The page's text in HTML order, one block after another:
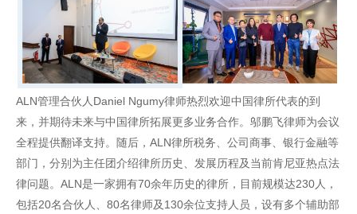
ALN管理合伙人Daniel Ngumy律师热烈欢迎中国律所代表的到
来，并期待未来与中国律所拓展更多业务合作。邬鹏飞律师为会议
全程提供翻译支持。随后，ALN律所税务、公司商事、银行金融等
部门，分别为主任团介绍律所历史、发展历程及当前肯尼亚热点法
律问题。ALN是一家拥有70余年历史的律所，目前规模达230人，
包括20名合伙人、80名律师及130余位支持人员，设有多个辅助部